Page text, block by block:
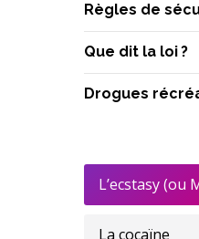
Règles de
Que dit la loi ?
Drogues
L’ecstasy (ou
La cocaïne